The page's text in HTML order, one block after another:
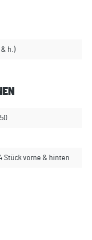
h.)
Stück vorne & hinten
Sternen